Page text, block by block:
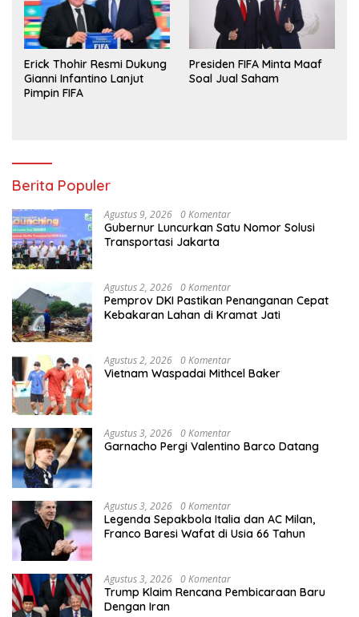
Erick Thohir Resmi Dukung
Gianni Infantino Lanjut
Pimpin FIFA
Presiden FIFA Minta Maaf
Soal Jual Saham
Berita Populer
Agustus 9, 2026 0 Komentar
Gubernur Luncurkan Satu Nomor Solusi
Transportasi Jakarta
Agustus 2, 2026 0 Komentar
Pemprov DKI Pastikan Penanganan Cepat
Kebakaran Lahan di Kramat Jati
Agustus 2, 2026 0 Komentar
Vietnam Waspadai Mithcel Baker
Agustus 3, 2026 0 Komentar
Garnacho Pergi Valentino Barco Datang
Agustus 3, 2026 0 Komentar
Legenda Sepakbola Italia dan AC Milan,
Franco Baresi Wafat di Usia 66 Tahun
Agustus 3, 2026 0 Komentar
Trump Klaim Rencana Pembicaraan Baru
Dengan Iran